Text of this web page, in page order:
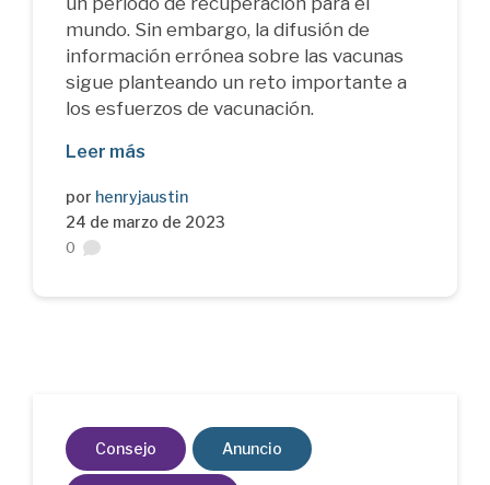
mundo. Sin embargo, la difusión de
información errónea sobre las vacunas
sigue planteando un reto importante a
los esfuerzos de vacunación.
Leer más
por henryjaustin
24 de marzo de 2023
0
Consejo Anuncio